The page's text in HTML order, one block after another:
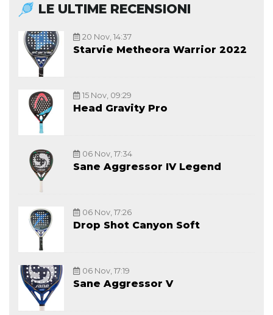
LE ULTIME RECENSIONI
20 Nov, 14:37
Starvie Metheora Warrior 2022
15 Nov, 09:29
Head Gravity Pro
06 Nov, 17:34
Sane Aggressor IV Legend
06 Nov, 17:26
Drop Shot Canyon Soft
06 Nov, 17:19
Sane Aggressor V